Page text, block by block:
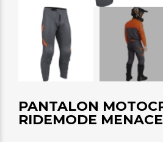
PANTALON
RIDEMODE